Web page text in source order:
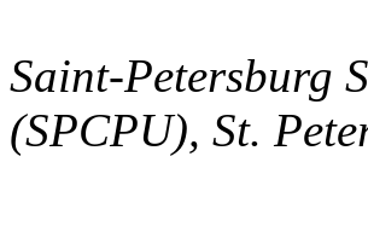
Saint-Petersburg
(SPCPU), St.